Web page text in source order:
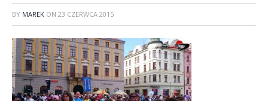
BY MAREK ON 23 CZERWCA 2015